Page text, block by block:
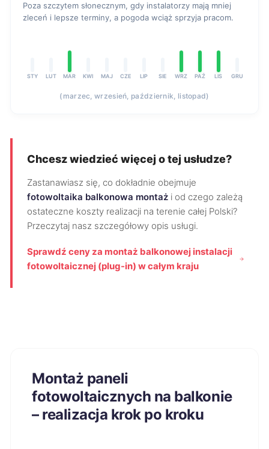
Poza szczytem słonecznym, gdy instalatorzy mają mniej
zleceń i lepsze terminy, a pogoda wciąż sprzyja pracom.
STY LUT MAR KWI MAJ CZE LIP SIE WRZ PAŹ LIS GRU
(marzec, wrzesień, październik, listopad)
Chcesz wiedzieć więcej o tej usłudze?
Zastanawiasz się, co dokładnie obejmuje
fotowoltaika balkonowa montaż i od czego zależą
ostateczne koszty realizacji na terenie całej Polski?
Przeczytaj nasz szczegółowy opis usługi.
Sprawdź ceny za montaż balkonowej instalacji
fotowoltaicznej (plug-in) w całym kraju
Montaż paneli
fotowoltaicznych na balkonie
– realizacja krok po kroku